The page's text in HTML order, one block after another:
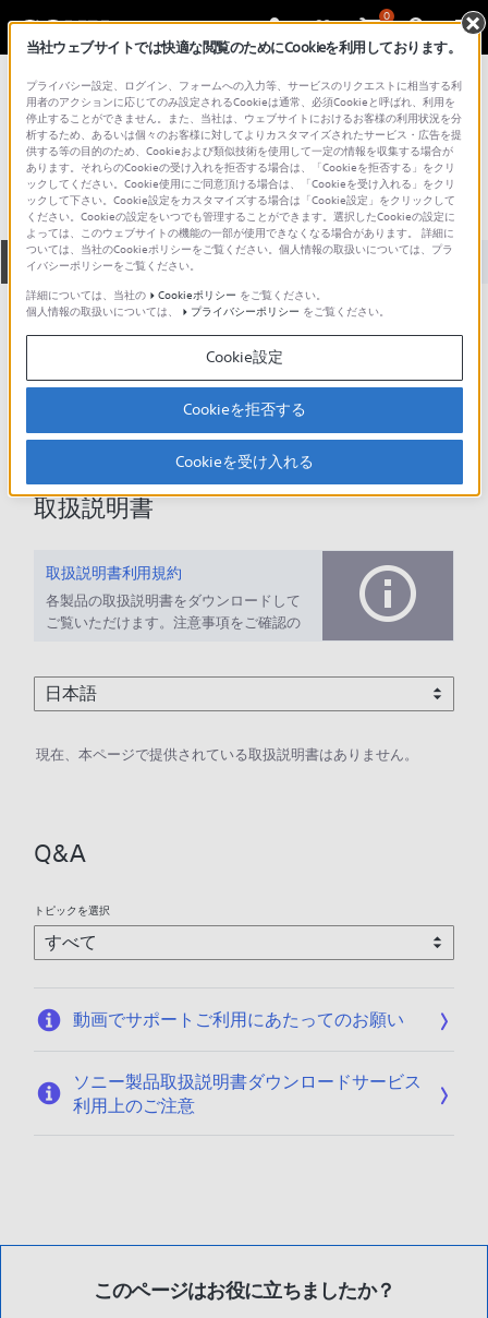
0
総合サポート・お問い合わせ プロフェッショナル／業務用
DVC-500S
全て ダウンロード 取扱説明書 Q&A
ダウンロード
現在、本ページで提供されているアップデート情報はありませ
取扱説明書
取扱説明書利用規約
各製品の取扱説明書をダウンロードして
ご覧いただけます。注意事項をご確認の
現在、本ページで提供されている取扱説明書はありません。
Q&A
トピックを選択
動画でサポートご利用にあたってのお願い
ソニー製品取扱説明書ダウンロードサービス
利用上のご注意
このページはお役に立ちましたか？
当社ウェブサイトでは快適な閲覧のためにCookieを利用しております。
プライバシー設定、ログイン、フォームへの入力等、サービスのリクエストに相当する利
用者のアクションに応じてのみ設定されるCookieは通常、必須Cookieと呼ばれ、利用を
停止することができません。また、当社は、ウェブサイトにおけるお客様の利用状況を分
析するため、あるいは個々のお客様に対してよりカスタマイズされたサービス・広告を提
供する等の目的のため、Cookieおよび類似技術を使用して一定の情報を収集する場合が
あります。それらのCookieの受け入れを拒否する場合は、「Cookieを拒否する」をクリ
ックしてください。Cookie使用にご同意頂ける場合は、「Cookieを受け入れる」をクリ
ックして下さい。Cookie設定をカスタマイズする場合は「Cookie設定」をクリックして
ください。Cookieの設定をいつでも管理することができます。選択したCookieの設定に
よっては、このウェブサイトの機能の一部が使用できなくなる場合があります。 詳細に
ついては、当社のCookieポリシーをご覧ください。個人情報の取扱いについては、プラ
イバシーポリシーをご覧ください。
詳細については、当社の
Cookieポリシー をご覧ください。
個人情報の取扱いについては、
プライバシーポリシー をご覧ください。
Cookie設定
Cookieを拒否する
Cookieを受け入れる